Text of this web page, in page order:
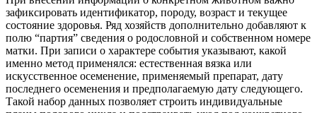
зафиксировать идентификатор, породу, возраст и текущее
состояние здоровья. Ряд хозяйств дополнительно добавляют к
полю “партия” сведения о родословной и собственном номере
матки. При записи о характере события указывают, какой
именно метод применялся: естественная вязка или
искусственное осеменение, применяемый препарат, дату
последнего осеменения и предполагаемую дату следующего.
Такой набор данных позволяет строить индивидуальные